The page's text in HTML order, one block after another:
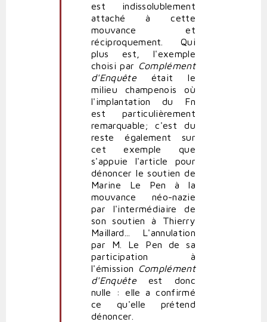
est indissolublement
attaché à cette
mouvance et
réciproquement. Qui
plus est, l'exemple
choisi par Complément
d'Enquêteétait le
milieu champenois où
l'implantation du Fn
est particulièrement
remarquable; c'est du
reste également sur
cet exemple que
s'appuie l'article pour
dénoncer le soutien de
Marine Le Pen à la
mouvance néo-nazie
par l'intermédiaire de
son soutien à Thierry
Maillard... L'annulation
par M. Le Pen de sa
participation à
l'émission
Complément
d'Enquêteest donc
nulle : elle a confirmé
ce qu'elle prétend
dénoncer.